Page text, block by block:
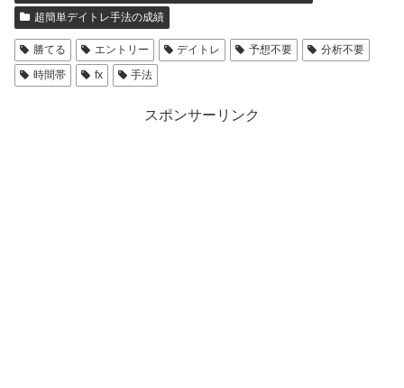
超簡単デイトレ手法の成績
勝てる エントリー デイトレ 予想不要
分析不要
時間帯
fx 手法
スポンサーリンク